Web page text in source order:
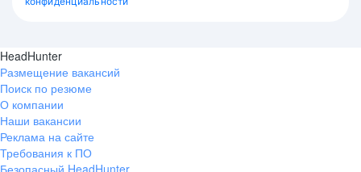
HeadHunter
Размещение вакансий
Поиск по резюме
О компании
Наши вакансии
Реклама на сайте
Требования к ПО
Безопасный HeadHunter